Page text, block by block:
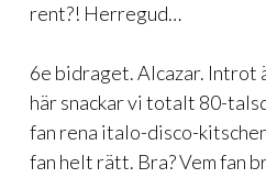
rent?! Herregud…
6e bidraget. Alcazar.
här snackar vi totalt 80-
fan rena italo-disco-
fan helt rätt. Bra? Vem fan